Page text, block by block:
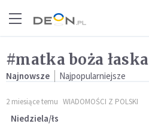
#matka boża łaska
Najnowsze Najpopularniejsze
2 miesiące temu WIADOMOŚCI Z POLSKI
Niedziela/łs